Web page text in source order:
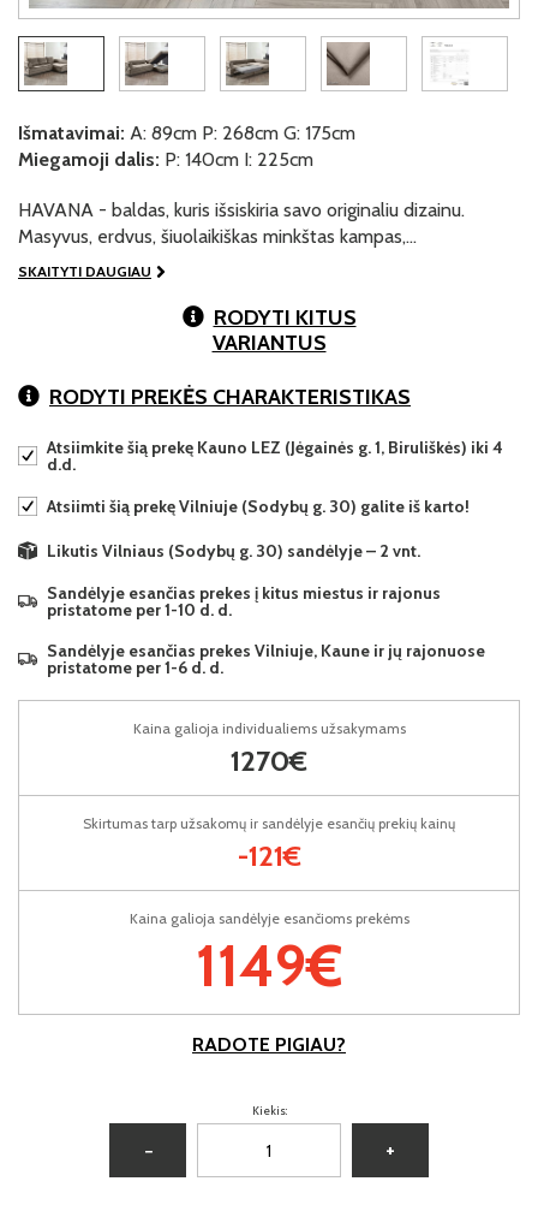
Išmatavimai: A: 89cm P: 268cm G: 175cm
Miegamoji dalis: P: 140cm I: 225cm
HAVANA - baldas, kuris išsiskiria savo originaliu dizainu.
Masyvus, erdvus, šiuolaikiškas minkštas kampas,…
SKAITYTI DAUGIAU
RODYTI KITUS
VARIANTUS
RODYTI PREKĖS CHARAKTERISTIKAS
Atsiimkite šią prekę Kauno LEZ (Jėgainės g. 1, Biruliškės) iki 4
d.d.
Atsiimti šią prekę Vilniuje (Sodybų g. 30) galite iš karto!
Likutis Vilniaus (Sodybų g. 30) sandėlyje – 2 vnt.
Sandėlyje esančias prekes į kitus miestus ir rajonus
pristatome per 1-10 d. d.
Sandėlyje esančias prekes Vilniuje, Kaune ir jų rajonuose
pristatome per 1-6 d. d.
Kaina galioja sandėlyje esančioms prekėms
1149€
Kaina galioja individualiems užsakymams
1270€
Skirtumas tarp užsakomų ir sandėlyje esančių prekių kainų
-121€
RADOTE PIGIAU?
Kiekis:
− +